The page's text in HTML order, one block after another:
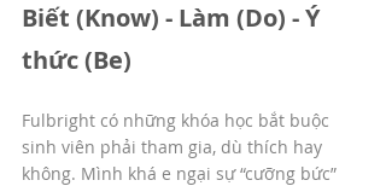
Biết (Know) - Làm (Do) - Ý
thức (Be)
Fulbright có những khóa học bắt buộc
sinh viên phải tham gia, dù thích hay
không. Mình khá e ngại sự “cưỡng bức”